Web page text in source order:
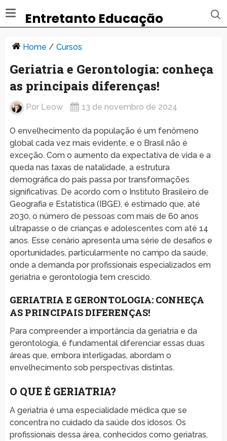
Entretanto Educação
Home / Cursos
Geriatria e Gerontologia: conheça
as principais diferenças!
Por Leow 13 de novembro de 2024
O envelhecimento da população é um fenômeno
global cada vez mais evidente, e o Brasil não é
exceção. Com o aumento da expectativa de vida e a
queda nas taxas de natalidade, a estrutura
demográfica do país passa por transformações
significativas. De acordo com o Instituto Brasileiro de
Geografia e Estatística (IBGE), é estimado que, até
2030, o número de pessoas com mais de 60 anos
ultrapasse o de crianças e adolescentes com até 14
anos. Esse cenário apresenta uma série de desafios e
oportunidades, particularmente no campo da saúde,
onde a demanda por profissionais especializados em
geriatria e gerontologia tem crescido.
GERIATRIA E GERONTOLOGIA: CONHEÇA
AS PRINCIPAIS DIFERENÇAS!
Para compreender a importância da geriatria e da
gerontologia, é fundamental diferenciar essas duas
áreas que, embora interligadas, abordam o
envelhecimento sob perspectivas distintas.
O QUE É GERIATRIA?
A geriatria é uma especialidade médica que se
concentra no cuidado da saúde dos idosos. Os
profissionais dessa área, conhecidos como geriatras,